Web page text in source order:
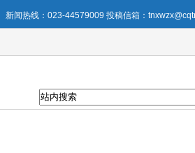
新闻热线：023-44579009 投稿信箱：